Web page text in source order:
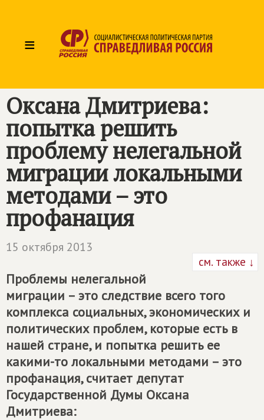
≡
Оксана Дмитриева:
попытка решить
проблему нелегальной
миграции локальными
методами – это
профанация
15 октября 2013
см. также ↓
Проблемы нелегальной
миграции – это следствие всего того
комплекса социальных, экономических и
политических проблем, которые есть в
нашей стране, и попытка решить ее
какими-то локальными методами – это
профанация, считает депутат
Государственной Думы Оксана
Дмитриева: